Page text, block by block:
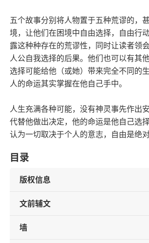
五个故事分别将人物置于五种荒谬的，
境，让他们在困境中自由选择，自由行
露这种种存在的荒谬性，同时让读者领
人公自我选择的后果。他们也可以有其
选择可能给他（或她）带来完全不同的
人的命运其实掌握在他自己手中。
人生充满各种可能，没有神灵事先作出
代替他做出决定，他的命运是他自己选
认为一切取决于个人的意志，自由是绝对
目录
版权信息
文前辅文
墙